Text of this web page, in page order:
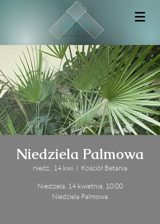
Niedziela Palmowa
niedz., 14 kwi
  |
Kościół Betania
Niedziela, 14 kwietnia, 10:00
Niedziela Palmowa